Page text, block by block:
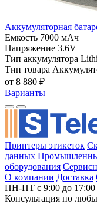
Аккумуляторная
Емкость 7000 мАч
Напряжение 3.6V
Тип аккумулятора
Тип товара
от 8 880 ₽
Варианты
Принтеры этикеток
данных
оборудования
О компании Доставка
ПН-ПТ с 9:00 до 17:00
Консультация по